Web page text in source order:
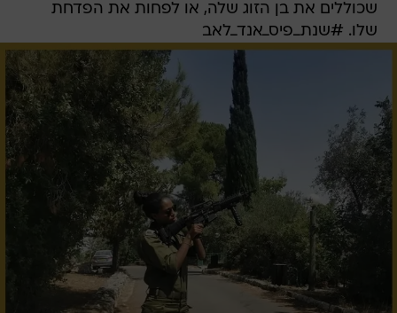
שכוללים את בן הזוג שלה, או לפחות את הפדחת
שלו. #שנת_פיס_אנד_לאב